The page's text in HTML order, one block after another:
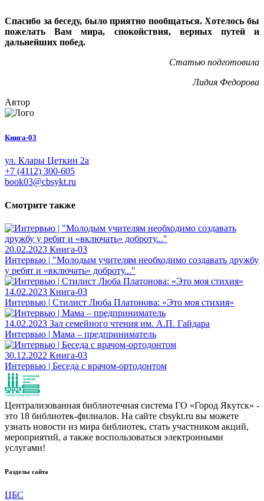
Спасибо за беседу, было приятно пообщаться. Хотелось бы
пожелать Вам мира, спокойствия, верных путей и
дальнейших побед.
Статью подготовила
Лидия Федорова
Автор
Книга-03
ул. Клары Цеткин 2а
+7 (4112) 300-605
book03@cbsykt.ru
Смотрите также
20.02.2023 Книга-03
Интервью | "Молодым учителям необходимо создавать дружбу
у ребят и «включать» доброту..."
14.02.2023 Книга-03
Интервью | Стилист Люба Платонова: «Это моя стихия»
14.02.2023 Зал семейного чтения им. А.П. Гайдара
Интервью | Мама – предприниматель
30.12.2022 Книга-03
Интервью | Беседа с врачом-ортодонтом
Централизованная библиотечная система ГО «Город Якутск» -
это 18 библиотек-филиалов. На сайте cbsykt.ru вы можете
узнать новости из мира библиотек, стать участником акций,
мероприятий, а также воспользоваться электронными
услугами!
Разделы сайта
ЦБС